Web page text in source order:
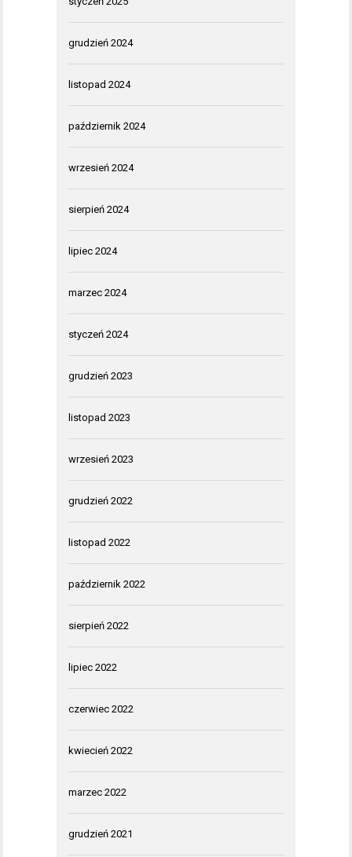
grudzień 2024
listopad 2024
październik 2024
wrzesień 2024
sierpień 2024
lipiec 2024
marzec 2024
styczeń 2024
grudzień 2023
listopad 2023
wrzesień 2023
grudzień 2022
listopad 2022
październik 2022
sierpień 2022
lipiec 2022
czerwiec 2022
kwiecień 2022
marzec 2022
grudzień 2021